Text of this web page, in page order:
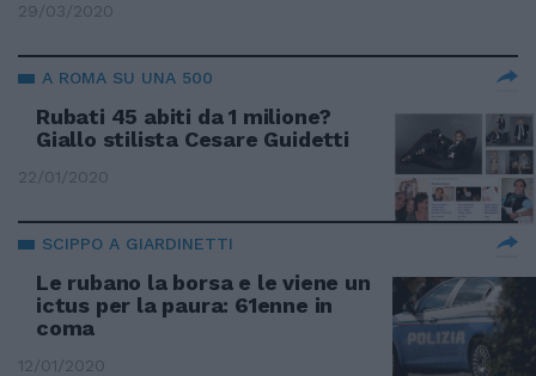
29/03/2020
A ROMA SU UNA 500
Rubati 45 abiti da 1 milione?
Giallo stilista Cesare Guidetti
22/01/2020
SCIPPO A GIARDINETTI
Le rubano la borsa e le viene un
ictus per la paura: 61enne in
coma
12/01/2020